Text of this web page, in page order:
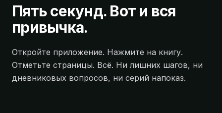
Пять секунд. Вот и вся
привычка.
Откройте приложение. Нажмите на книгу.
Отметьте страницы. Всё. Ни лишних шагов, ни
дневниковых вопросов, ни серий напоказ.